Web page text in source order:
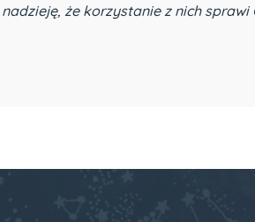
że korzystanie z nich